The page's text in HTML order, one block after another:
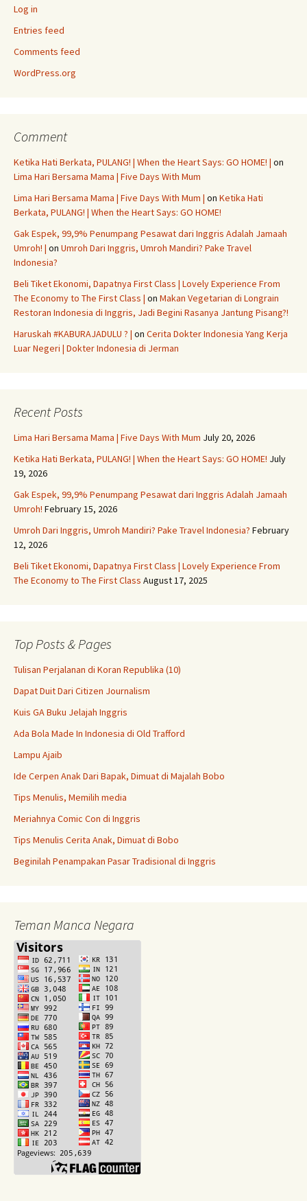
Log in
Entries feed
Comments feed
WordPress.org
Comment
Ketika Hati Berkata, PULANG! | When the Heart Says: GO HOME! | on
Lima Hari Bersama Mama | Five Days With Mum
Lima Hari Bersama Mama | Five Days With Mum | on Ketika Hati
Berkata, PULANG! | When the Heart Says: GO HOME!
Gak Espek, 99,9% Penumpang Pesawat dari Inggris Adalah Jamaah
Umroh! | on Umroh Dari Inggris, Umroh Mandiri? Pake Travel
Indonesia?
Beli Tiket Ekonomi, Dapatnya First Class | Lovely Experience From
The Economy to The First Class | on Makan Vegetarian di Longrain
Restoran Indonesia di Inggris, Jadi Begini Rasanya Jantung Pisang?!
Haruskah #KABURAJADULU ? | on Cerita Dokter Indonesia Yang Kerja
Luar Negeri | Dokter Indonesia di Jerman
Recent Posts
Lima Hari Bersama Mama | Five Days With Mum July 20, 2026
Ketika Hati Berkata, PULANG! | When the Heart Says: GO HOME! July
19, 2026
Gak Espek, 99,9% Penumpang Pesawat dari Inggris Adalah Jamaah
Umroh! February 15, 2026
Umroh Dari Inggris, Umroh Mandiri? Pake Travel Indonesia? February
12, 2026
Beli Tiket Ekonomi, Dapatnya First Class | Lovely Experience From
The Economy to The First Class August 17, 2025
Top Posts & Pages
Tulisan Perjalanan di Koran Republika (10)
Dapat Duit Dari Citizen Journalism
Kuis GA Buku Jelajah Inggris
Ada Bola Made In Indonesia di Old Trafford
Lampu Ajaib
Ide Cerpen Anak Dari Bapak, Dimuat di Majalah Bobo
Tips Menulis, Memilih media
Meriahnya Comic Con di Inggris
Tips Menulis Cerita Anak, Dimuat di Bobo
Beginilah Penampakan Pasar Tradisional di Inggris
Teman Manca Negara